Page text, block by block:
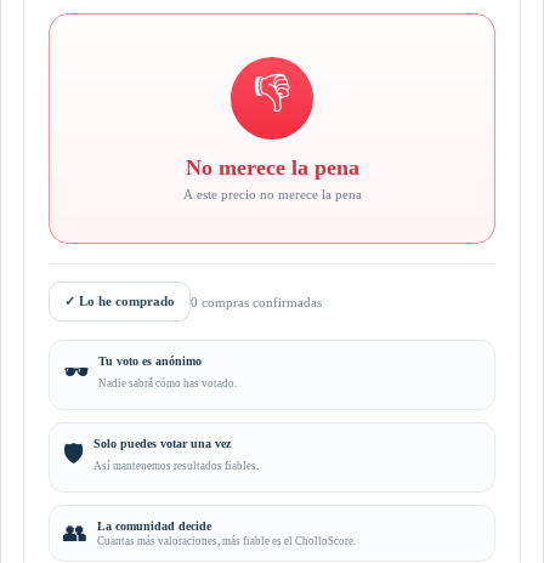
👎
No merece la pena
A este precio no merece la pena
✓ Lo he comprado 0 compras confirmadas
🕶️ Tu voto es anónimo
Nadie sabrá cómo has votado.
🛡️ Solo puedes votar una vez
Así mantenemos resultados fiables.
👥 La comunidad decide
Cuantas más valoraciones, más fiable es el CholloScore.